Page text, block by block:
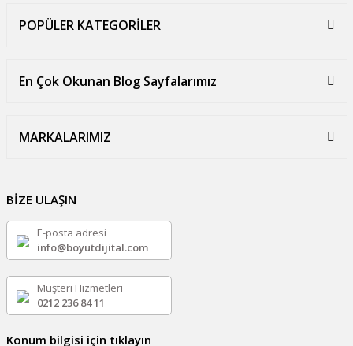
POPÜLER KATEGORİLER
En Çok Okunan Blog Sayfalarımız
MARKALARIMIZ
BİZE ULAŞIN
E-posta adresi
info@boyutdijital.com
Müşteri Hizmetleri
0212 236 84 11
Konum bilgisi için tıklayın